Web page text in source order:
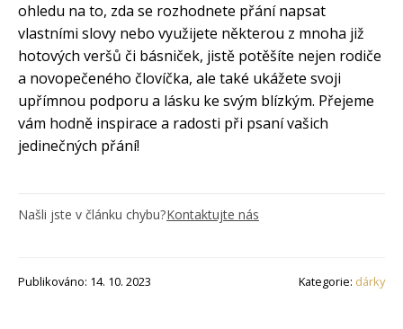
ohledu na to, zda se rozhodnete přání napsat
vlastními slovy nebo využijete některou z mnoha již
hotových veršů či básniček, jistě potěšíte nejen rodiče
a novopečeného človíčka, ale také ukážete svoji
upřímnou podporu a lásku ke svým blízkým. Přejeme
vám hodně inspirace a radosti při psaní vašich
jedinečných přání!
Našli jste v článku chybu?Kontaktujte nás
Publikováno: 14. 10. 2023 Kategorie: dárky